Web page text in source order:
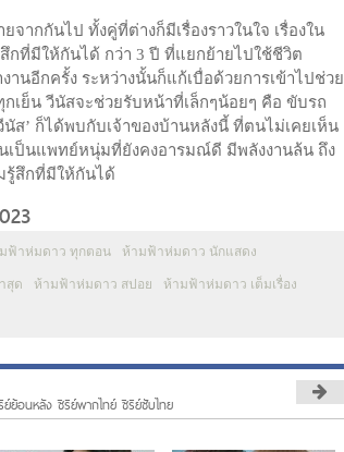
ากกันไป ทั้งคู่ที่ต่างก็มีเรื่องราวในใจ เรื่องใน
กที่มีให้กันได้ กว่า 3 ปี ที่แยกย้ายไปใช้ชีวิต
นอีกครั้ง ระหว่างนั้นก็แก้เบื่อด้วยการเข้าไปช่วย
เย็น วีนัสจะช่วยรับหน้าที่เล็กๆน้อยๆ คือ ขับรถ
ส’ ก็ได้พบกับเจ้าของบ้านหลังนี้ ที่ตนไม่เคยเห็น
เป็นแพทย์หนุ่มที่ยังคงอารมณ์ดี มีพลังงานล้น ถึง
รู้สึกที่มีให้กันได้
ฟ้าห่มดาว ทุกตอน ห้ามฟ้าห่มดาว นักแสดง
สุด ห้ามฟ้าห่มดาว สปอย ห้ามฟ้าห่มดาว เต็มเรื่อง
ย้อนหลัง ซีรีย์พากไทย์ ซีรีย์ซับไทย